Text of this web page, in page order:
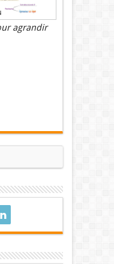
agrandir